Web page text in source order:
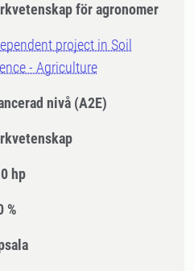
för agronomer
project in Soil
- Agriculture
nivå (A2E)
hp
%